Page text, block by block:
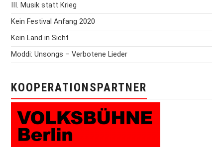
III. Musik statt Krieg
Kein Festival Anfang 2020
Kein Land in Sicht
Moddi: Unsongs – Verbotene Lieder
KOOPERATIONSPARTNER